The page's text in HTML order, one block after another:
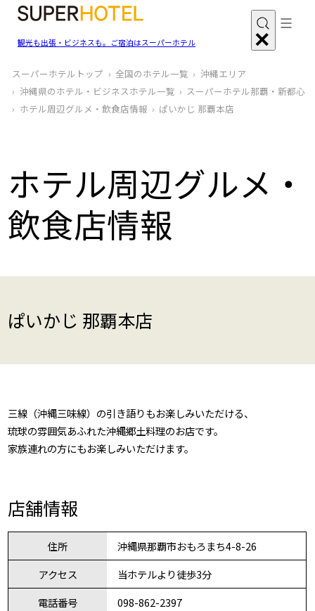
観光も出張・ビジネスも。ご宿泊はスーパーホテル
スーパーホテルトップ 全国のホテル一覧
沖縄エリア
沖縄県のホテル・ビジネスホテル一覧
スーパーホテル那覇・新都心
ホテル周辺グルメ‧飲食店情報
ぱいかじ 那覇本店
ホテル周辺グルメ‧
飲食店情報
ぱいかじ 那覇本店
三線（沖縄三味線）の引き語りもお楽しみいただける、
琉球の雰囲気あふれた沖縄郷土料理のお店です。
家族連れの方にもお楽しみいただけます。
店舗情報
住所
沖縄県那覇市おもろまち4-8-26
アクセス
当ホテルより徒歩3分
電話番号
098-862-2397